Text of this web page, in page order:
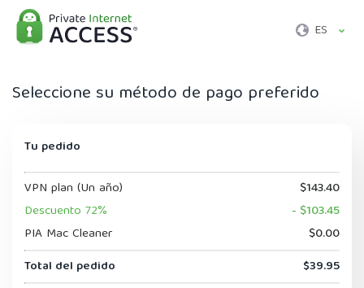
ES
Seleccione su método de pago preferido
Tu pedido
VPN plan (Un año)
$143.40
Descuento 72%
- $103.45
PIA Mac Cleaner
$0.00
Total del pedido
$39.95